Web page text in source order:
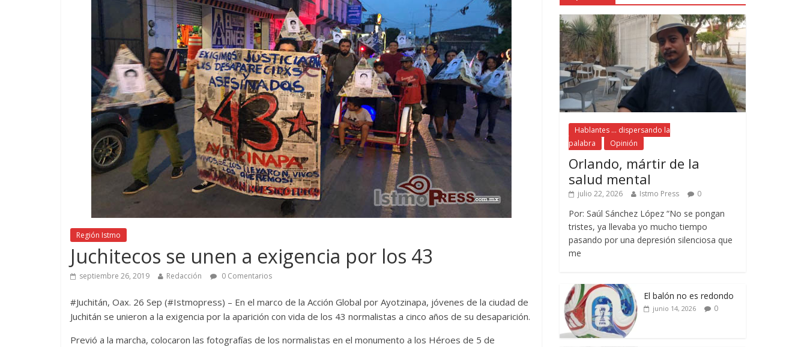
Región Istmo
Juchitecos se unen a exigencia por los 43
septiembre 26, 2019 Redacción 0 Comentarios
#Juchitán, Oax. 26 Sep (#Istmopress) – En el marco de la Acción Global por Ayotzinapa, jóvenes de la ciudad de
Juchitán se unieron a la exigencia por la aparición con vida de los 43 normalistas a cinco años de su desaparición.
Previó a la marcha, colocaron las fotografías de los normalistas en el monumento a los Héroes de 5 de
Hablantes ... dispersando la
palabra
Opinión
Orlando, mártir de la
salud mental
julio 22, 2026 Istmo Press 0
Por: Saúl Sánchez López “No se pongan
tristes, ya llevaba yo mucho tiempo
pasando por una depresión silenciosa que
me
El balón no es redondo
junio 14, 2026 0